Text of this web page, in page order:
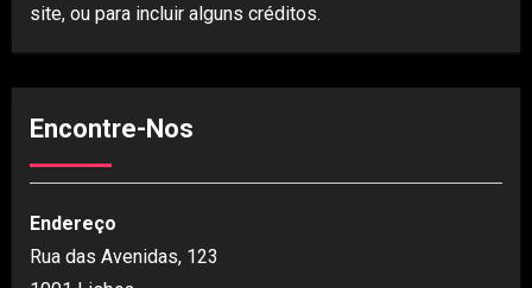
site, ou para incluir alguns créditos.
Encontre-Nos
Endereço
Rua das Avenidas, 123